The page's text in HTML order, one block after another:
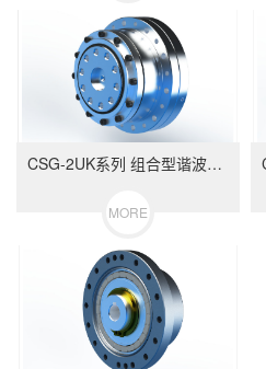
CSG-2UK系列 组合型谐波减速机
MORE